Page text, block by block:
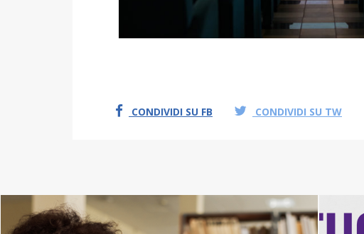
CONDIVIDI SU FB CONDIVIDI SU TW